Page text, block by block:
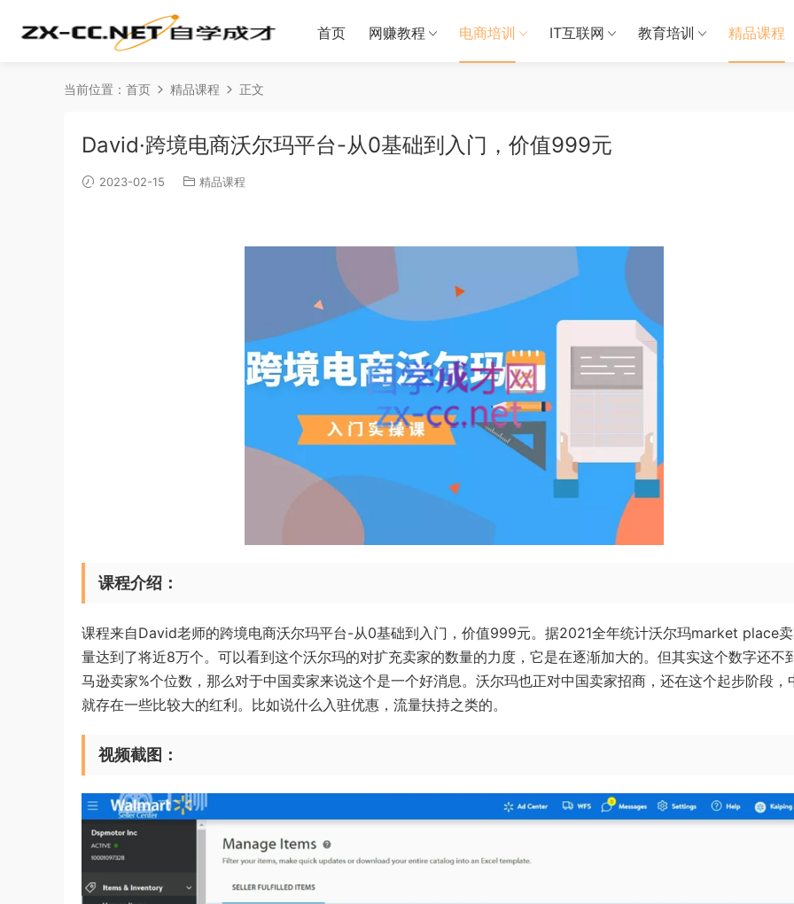
首页 网赚教程 电商培训 IT互联网 教育培训 精品课程
当前位置： 首页 精品课程 正文
David·跨境电商沃尔玛平台-从0基础到入门，价值999元
2023-02-15 精品课程
课程介绍：
课程来自David老师的跨境电商沃尔玛平台-从0基础到入门，价值999元。据2021全年统计沃尔玛market place
量达到了将近8万个。可以看到这个沃尔玛的对扩充卖家的数量的力度，它是在逐渐加大的。但其实这个数字还不
马逊卖家%个位数，那么对于中国卖家来说这个是一个好消息。沃尔玛也正对中国卖家招商，还在这个起步阶段，
就存在一些比较大的红利。比如说什么入驻优惠，流量扶持之类的。
视频截图：